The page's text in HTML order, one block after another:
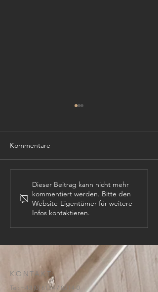
PROJEKTLEITER (m,w,d)
Kommentare
Dieser Beitrag kann nicht mehr
kommentiert werden. Bitte den
Website-Eigentümer für weitere
Infos kontaktieren.
KONTAKT:
Tel: +43 (0) 6134 / 8214-0